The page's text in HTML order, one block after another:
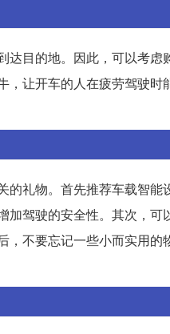
目的地。因此，可以考
让开车的人在疲劳驾驶
礼物。首先推荐车载智
驾驶的安全性。其次，可
不要忘记一些小而实用